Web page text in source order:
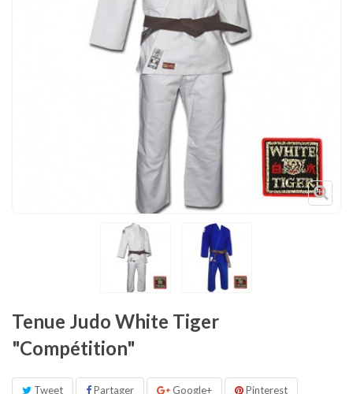
Cible de frappe
Condition physique
Tenue Judo White Tiger
"Compétition"
Tweet Partager Google+ Pinterest